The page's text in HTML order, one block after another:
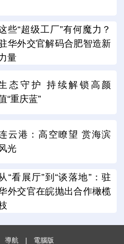
些“超级工厂”有何魔力？
华外交官解码合肥智造新
量
态守护 持续解锁高颜
“重庆蓝”
云港：高空瞭望 赏海滨
光
“看展厅”到“谈落地”：驻
外交官在皖抛出合作橄榄
導航 | 電腦版